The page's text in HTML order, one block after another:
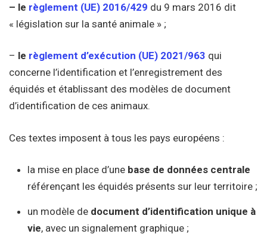
– le règlement (UE) 2016/429 du 9 mars 2016 dit
« législation sur la santé animale » ;
– le règlement d’exécution (UE) 2021/963 qui
concerne l’identification et l’enregistrement des
équidés et établissant des modèles de document
d’identification de ces animaux.
Ces textes imposent à tous les pays européens :
la mise en place d’une base de données centrale
référençant les équidés présents sur leur territoire ;
un modèle de document d’identification unique à
vie, avec un signalement graphique ;